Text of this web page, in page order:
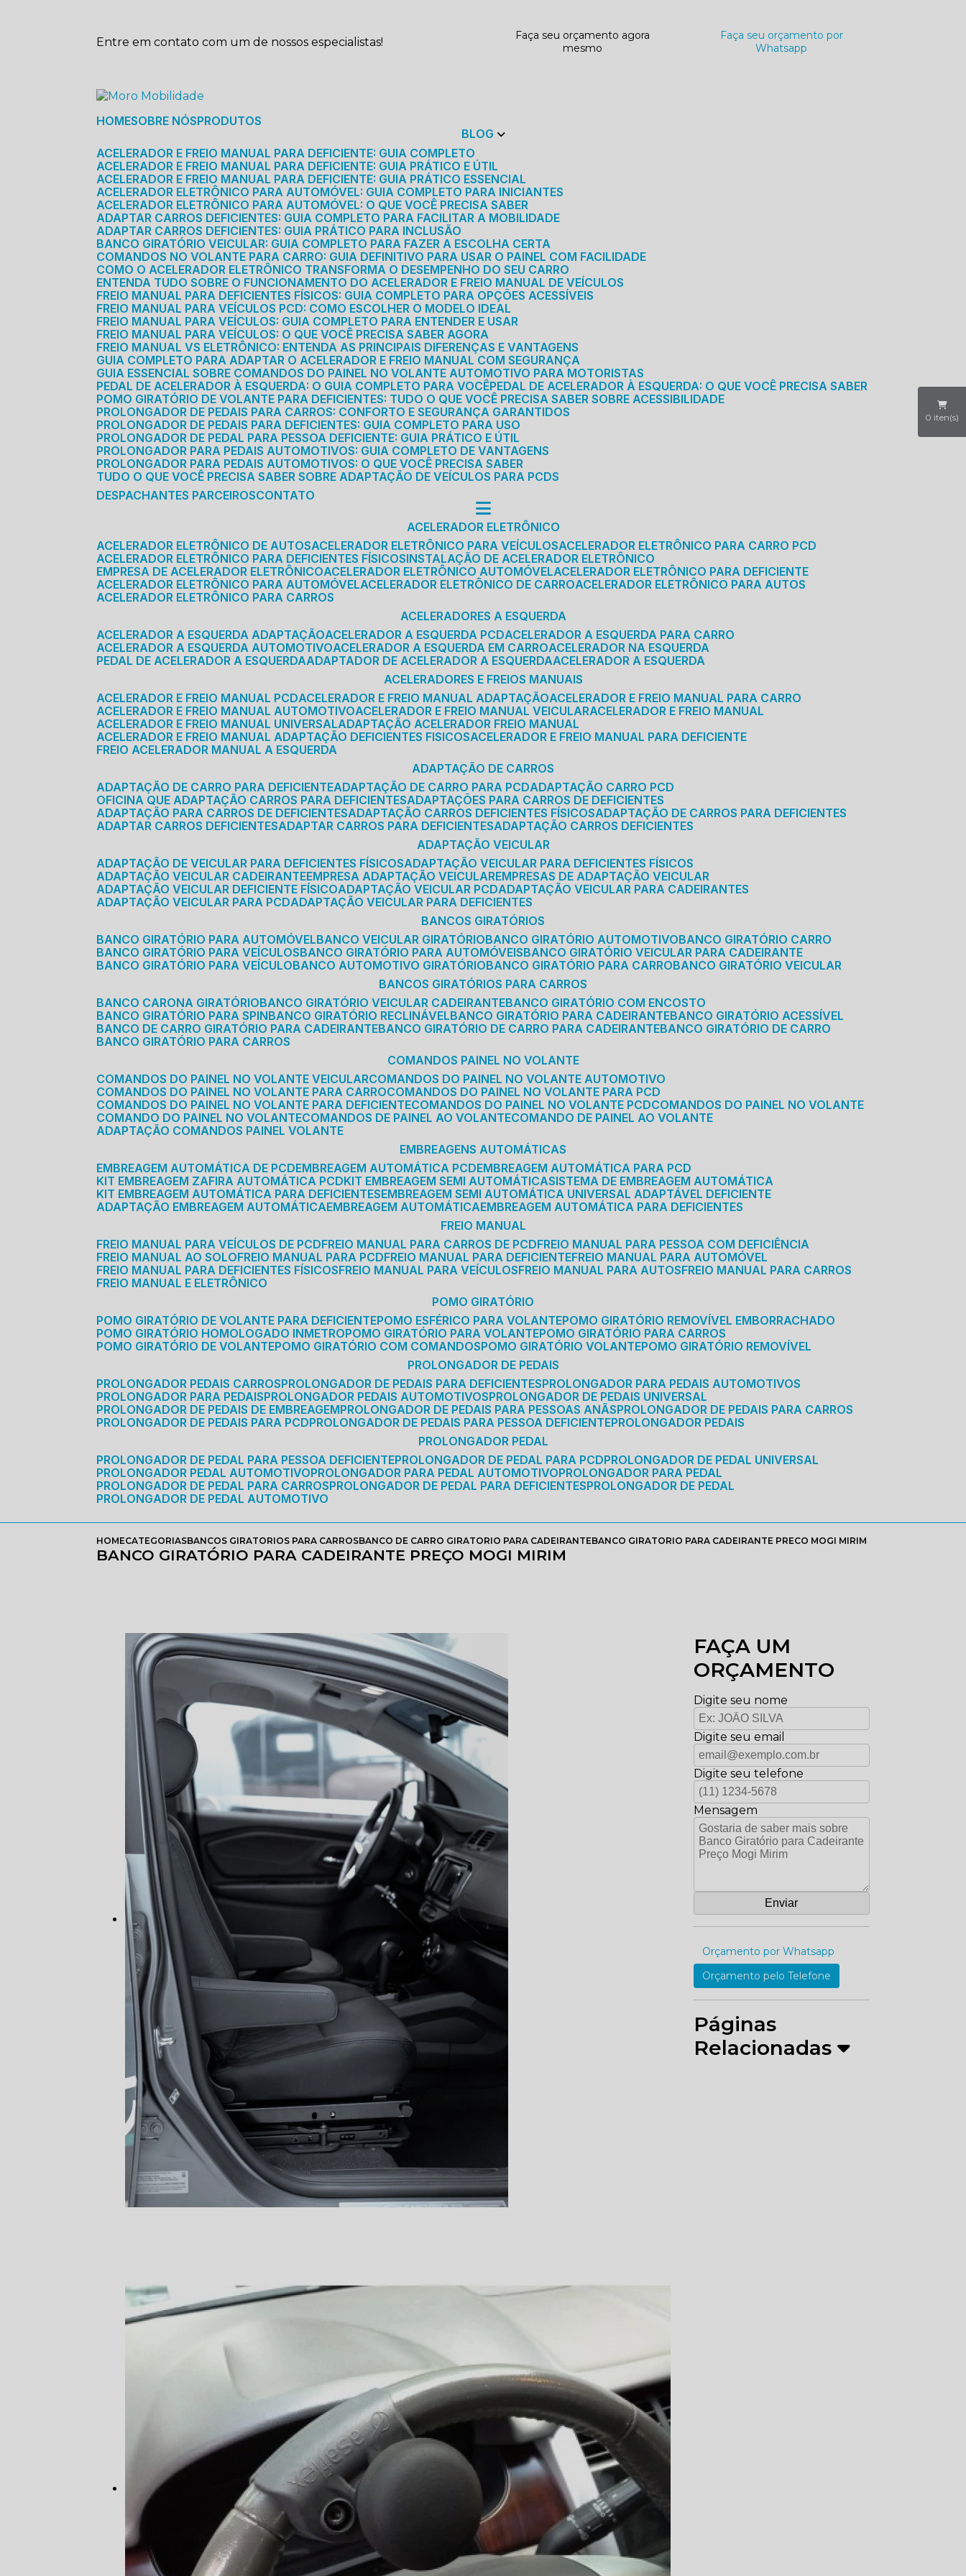
Entre em contato com um de nossos especialistas!
Faça seu orçamento agora
mesmo
Faça seu orçamento por
Whatsapp
HOME SOBRE NÓS PRODUTOS
BLOG
ACELERADOR E FREIO MANUAL PARA DEFICIENTE: GUIA COMPLETO
ACELERADOR E FREIO MANUAL PARA DEFICIENTE: GUIA PRÁTICO E ÚTIL
ACELERADOR E FREIO MANUAL PARA DEFICIENTE: GUIA PRÁTICO ESSENCIAL
ACELERADOR ELETRÔNICO PARA AUTOMÓVEL: GUIA COMPLETO PARA INICIANTES
ACELERADOR ELETRÔNICO PARA AUTOMÓVEL: O QUE VOCÊ PRECISA SABER
ADAPTAR CARROS DEFICIENTES: GUIA COMPLETO PARA FACILITAR A MOBILIDADE
ADAPTAR CARROS DEFICIENTES: GUIA PRÁTICO PARA INCLUSÃO
BANCO GIRATÓRIO VEICULAR: GUIA COMPLETO PARA FAZER A ESCOLHA CERTA
COMANDOS NO VOLANTE PARA CARRO: GUIA DEFINITIVO PARA USAR O PAINEL COM FACILIDADE
COMO O ACELERADOR ELETRÔNICO TRANSFORMA O DESEMPENHO DO SEU CARRO
ENTENDA TUDO SOBRE O FUNCIONAMENTO DO ACELERADOR E FREIO MANUAL DE VEÍCULOS
FREIO MANUAL PARA DEFICIENTES FÍSICOS: GUIA COMPLETO PARA OPÇÕES ACESSÍVEIS
FREIO MANUAL PARA VEÍCULOS PCD: COMO ESCOLHER O MODELO IDEAL
FREIO MANUAL PARA VEÍCULOS: GUIA COMPLETO PARA ENTENDER E USAR
FREIO MANUAL PARA VEÍCULOS: O QUE VOCÊ PRECISA SABER AGORA
FREIO MANUAL VS ELETRÔNICO: ENTENDA AS PRINCIPAIS DIFERENÇAS E VANTAGENS
GUIA COMPLETO PARA ADAPTAR O ACELERADOR E FREIO MANUAL COM SEGURANÇA
GUIA ESSENCIAL SOBRE COMANDOS DO PAINEL NO VOLANTE AUTOMOTIVO PARA MOTORISTAS
PEDAL DE ACELERADOR À ESQUERDA: O GUIA COMPLETO PARA VOCÊ PEDAL DE ACELERADOR À ESQUERDA: O QUE VOCÊ PRECISA SABER
POMO GIRATÓRIO DE VOLANTE PARA DEFICIENTES: TUDO O QUE VOCÊ PRECISA SABER SOBRE ACESSIBILIDADE
PROLONGADOR DE PEDAIS PARA CARROS: CONFORTO E SEGURANÇA GARANTIDOS
PROLONGADOR DE PEDAIS PARA DEFICIENTES: GUIA COMPLETO PARA USO
PROLONGADOR DE PEDAL PARA PESSOA DEFICIENTE: GUIA PRÁTICO E ÚTIL
PROLONGADOR PARA PEDAIS AUTOMOTIVOS: GUIA COMPLETO DE VANTAGENS
PROLONGADOR PARA PEDAIS AUTOMOTIVOS: O QUE VOCÊ PRECISA SABER
TUDO O QUE VOCÊ PRECISA SABER SOBRE ADAPTAÇÃO DE VEÍCULOS PARA PCDS
DESPACHANTES PARCEIROS
CONTATO
ACELERADOR ELETRÔNICO
ACELERADOR ELETRÔNICO DE AUTOS ACELERADOR ELETRÔNICO PARA VEÍCULOS ACELERADOR ELETRÔNICO PARA CARRO PCD
ACELERADOR ELETRÔNICO PARA DEFICIENTES FÍSICOS INSTALAÇÃO DE ACELERADOR ELETRÔNICO
EMPRESA DE ACELERADOR ELETRÔNICO ACELERADOR ELETRÔNICO AUTOMÓVEL ACELERADOR ELETRÔNICO PARA DEFICIENTE
ACELERADOR ELETRÔNICO PARA AUTOMÓVEL ACELERADOR ELETRÔNICO DE CARRO ACELERADOR ELETRÔNICO PARA AUTOS
ACELERADOR ELETRÔNICO PARA CARROS
ACELERADORES A ESQUERDA
ACELERADOR A ESQUERDA ADAPTAÇÃO ACELERADOR A ESQUERDA PCD ACELERADOR A ESQUERDA PARA CARRO
ACELERADOR A ESQUERDA AUTOMOTIVO ACELERADOR A ESQUERDA EM CARRO ACELERADOR NA ESQUERDA
PEDAL DE ACELERADOR A ESQUERDA
ADAPTADOR DE ACELERADOR A ESQUERDA ACELERADOR A ESQUERDA
ACELERADORES E FREIOS MANUAIS
ACELERADOR E FREIO MANUAL PCD ACELERADOR E FREIO MANUAL ADAPTAÇÃO ACELERADOR E FREIO MANUAL PARA CARRO
ACELERADOR E FREIO MANUAL AUTOMOTIVO ACELERADOR E FREIO MANUAL VEICULAR ACELERADOR E FREIO MANUAL
ACELERADOR E FREIO MANUAL UNIVERSAL
ADAPTAÇÃO ACELERADOR FREIO MANUAL
ACELERADOR E FREIO MANUAL ADAPTAÇÃO DEFICIENTES FISICOS ACELERADOR E FREIO MANUAL PARA DEFICIENTE
FREIO ACELERADOR MANUAL A ESQUERDA
ADAPTAÇÃO DE CARROS
ADAPTAÇÃO DE CARRO PARA DEFICIENTE
ADAPTAÇÃO DE CARRO PARA PCD
ADAPTAÇÃO CARRO PCD
OFICINA QUE ADAPTAÇÃO CARROS PARA DEFICIENTES
ADAPTAÇÕES PARA CARROS DE DEFICIENTES
ADAPTAÇÃO PARA CARROS DE DEFICIENTES
ADAPTAÇÃO CARROS DEFICIENTES FÍSICOS
ADAPTAÇÃO DE CARROS PARA DEFICIENTES
ADAPTAR CARROS DEFICIENTES
ADAPTAR CARROS PARA DEFICIENTES
ADAPTAÇÃO CARROS DEFICIENTES
ADAPTAÇÃO VEICULAR
ADAPTAÇÃO DE VEICULAR PARA DEFICIENTES FÍSICOS
ADAPTAÇÃO VEICULAR PARA DEFICIENTES FÍSICOS
ADAPTAÇÃO VEICULAR CADEIRANTE EMPRESA ADAPTAÇÃO VEICULAR EMPRESAS DE ADAPTAÇÃO VEICULAR
ADAPTAÇÃO VEICULAR DEFICIENTE FÍSICO
ADAPTAÇÃO VEICULAR PCD
ADAPTAÇÃO VEICULAR PARA CADEIRANTES
ADAPTAÇÃO VEICULAR PARA PCD
ADAPTAÇÃO VEICULAR PARA DEFICIENTES
BANCOS GIRATÓRIOS
BANCO GIRATÓRIO PARA AUTOMÓVEL
BANCO VEICULAR GIRATÓRIO BANCO GIRATÓRIO AUTOMOTIVO
BANCO GIRATÓRIO CARRO
BANCO GIRATÓRIO PARA VEÍCULOS
BANCO GIRATÓRIO PARA AUTOMÓVEIS
BANCO GIRATÓRIO VEICULAR PARA CADEIRANTE
BANCO GIRATÓRIO PARA VEÍCULO
BANCO AUTOMOTIVO GIRATÓRIO BANCO GIRATÓRIO PARA CARRO
BANCO GIRATÓRIO VEICULAR
BANCOS GIRATÓRIOS PARA CARROS
BANCO CARONA GIRATÓRIO
BANCO GIRATÓRIO VEICULAR CADEIRANTE BANCO GIRATÓRIO COM ENCOSTO
BANCO GIRATÓRIO PARA SPIN
BANCO GIRATÓRIO RECLINÁVEL BANCO GIRATÓRIO PARA CADEIRANTE BANCO GIRATÓRIO ACESSÍVEL
BANCO DE CARRO GIRATÓRIO PARA CADEIRANTE BANCO GIRATÓRIO DE CARRO PARA CADEIRANTE BANCO GIRATÓRIO DE CARRO
BANCO GIRATÓRIO PARA CARROS
COMANDOS PAINEL NO VOLANTE
COMANDOS DO PAINEL NO VOLANTE VEICULAR
COMANDOS DO PAINEL NO VOLANTE AUTOMOTIVO
COMANDOS DO PAINEL NO VOLANTE PARA CARRO
COMANDOS DO PAINEL NO VOLANTE PARA PCD
COMANDOS DO PAINEL NO VOLANTE PARA DEFICIENTE
COMANDOS DO PAINEL NO VOLANTE PCD
COMANDOS DO PAINEL NO VOLANTE
COMANDO DO PAINEL NO VOLANTE
COMANDOS DE PAINEL AO VOLANTE
COMANDO DE PAINEL AO VOLANTE
ADAPTAÇÃO COMANDOS PAINEL VOLANTE
EMBREAGENS AUTOMÁTICAS
EMBREAGEM AUTOMÁTICA DE PCD EMBREAGEM AUTOMÁTICA PCD EMBREAGEM AUTOMÁTICA PARA PCD
KIT EMBREAGEM ZAFIRA AUTOMÁTICA PCD
KIT EMBREAGEM SEMI AUTOMÁTICA SISTEMA DE EMBREAGEM AUTOMÁTICA
KIT EMBREAGEM AUTOMÁTICA PARA DEFICIENTES EMBREAGEM SEMI AUTOMÁTICA UNIVERSAL ADAPTÁVEL DEFICIENTE
ADAPTAÇÃO EMBREAGEM AUTOMÁTICA EMBREAGEM AUTOMÁTICA EMBREAGEM AUTOMÁTICA PARA DEFICIENTES
FREIO MANUAL
FREIO MANUAL PARA VEÍCULOS DE PCD FREIO MANUAL PARA CARROS DE PCD FREIO MANUAL PARA PESSOA COM DEFICIÊNCIA
FREIO MANUAL AO SOLO FREIO MANUAL PARA PCD FREIO MANUAL PARA DEFICIENTE FREIO MANUAL PARA AUTOMÓVEL
FREIO MANUAL PARA DEFICIENTES FÍSICOS FREIO MANUAL PARA VEÍCULOS FREIO MANUAL PARA AUTOS FREIO MANUAL PARA CARROS
FREIO MANUAL E ELETRÔNICO
POMO GIRATÓRIO
POMO GIRATÓRIO DE VOLANTE PARA DEFICIENTE POMO ESFÉRICO PARA VOLANTE POMO GIRATÓRIO REMOVÍVEL EMBORRACHADO
POMO GIRATÓRIO HOMOLOGADO INMETRO POMO GIRATÓRIO PARA VOLANTE POMO GIRATÓRIO PARA CARROS
POMO GIRATÓRIO DE VOLANTE POMO GIRATÓRIO COM COMANDOS POMO GIRATÓRIO VOLANTE POMO GIRATÓRIO REMOVÍVEL
PROLONGADOR DE PEDAIS
PROLONGADOR PEDAIS CARROS PROLONGADOR DE PEDAIS PARA DEFICIENTES PROLONGADOR PARA PEDAIS AUTOMOTIVOS
PROLONGADOR PARA PEDAIS PROLONGADOR PEDAIS AUTOMOTIVOS PROLONGADOR DE PEDAIS UNIVERSAL
PROLONGADOR DE PEDAIS DE EMBREAGEM PROLONGADOR DE PEDAIS PARA PESSOAS ANÃS PROLONGADOR DE PEDAIS PARA CARROS
PROLONGADOR DE PEDAIS PARA PCD PROLONGADOR DE PEDAIS PARA PESSOA DEFICIENTE PROLONGADOR PEDAIS
PROLONGADOR PEDAL
PROLONGADOR DE PEDAL PARA PESSOA DEFICIENTE PROLONGADOR DE PEDAL PARA PCD PROLONGADOR DE PEDAL UNIVERSAL
PROLONGADOR PEDAL AUTOMOTIVO PROLONGADOR PARA PEDAL AUTOMOTIVO PROLONGADOR PARA PEDAL
PROLONGADOR DE PEDAL PARA CARROS PROLONGADOR DE PEDAL PARA DEFICIENTES PROLONGADOR DE PEDAL
PROLONGADOR DE PEDAL AUTOMOTIVO
0 iten(s)
HOMECATEGORIASBANCOS GIRATORIOS PARA CARROSBANCO DE CARRO GIRATORIO PARA CADEIRANTEBANCO GIRATORIO PARA CADEIRANTE PRECO MOGI MIRIM
BANCO GIRATÓRIO PARA CADEIRANTE PREÇO MOGI MIRIM
FAÇA UM
ORÇAMENTO
Digite seu nome
Digite seu email
Digite seu telefone
Mensagem
Orçamento por Whatsapp
Orçamento pelo Telefone
Páginas
Relacionadas